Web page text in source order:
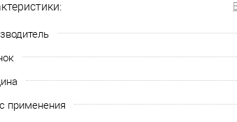
применения